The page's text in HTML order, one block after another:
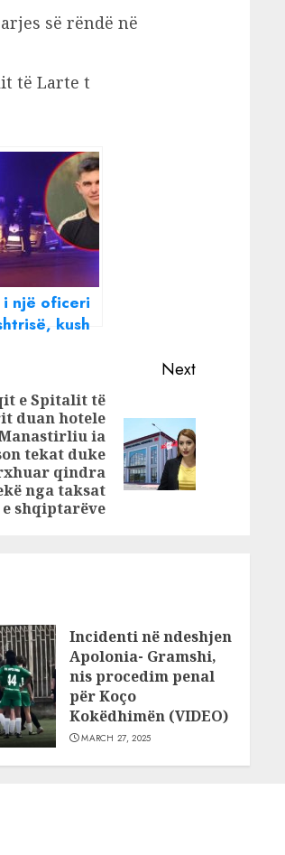
së rëndë në
të Larte t
i një oficeri
kush
Next
e Spitalit të
duan hotele
ia
tekat duke
qindra
nga taksat
e shqiptarëve
Incidenti në ndeshjen
Apolonia- Gramshi,
nis procedim penal
për Koço
Kokëdhimën (VIDEO)
MARCH 27, 2025